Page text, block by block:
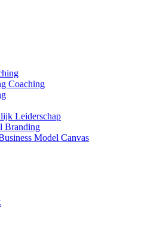
Coaching
Leiderschap
Branding
Model Canvas